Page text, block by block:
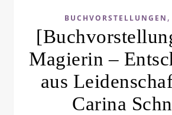
BUCHVORSTELLUNGEN ,
Magierin –
aus
Carina